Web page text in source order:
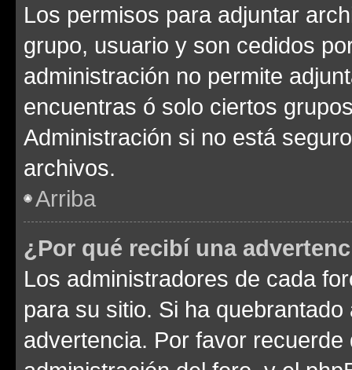
Los permisos para adjuntar
grupo, usuario y son cedidos
administración no permite
encuentras ó solo ciertos
Administración si no está
archivos.
Arriba
¿Por qué recibí una
Los administradores de cada
para su sitio. Si ha
advertencia. Por favor